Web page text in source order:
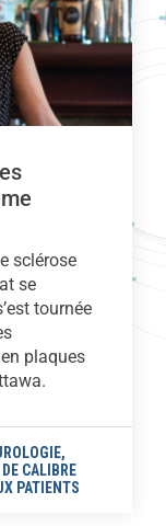
sclérose
se
tournée
plaques
,
DE CALIBRE
PATIENTS